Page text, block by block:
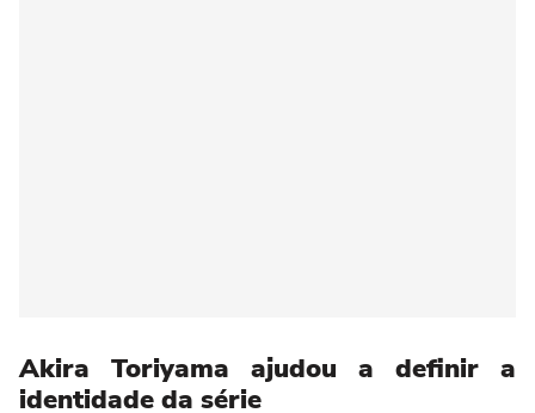
Akira Toriyama ajudou a definir a
identidade da série